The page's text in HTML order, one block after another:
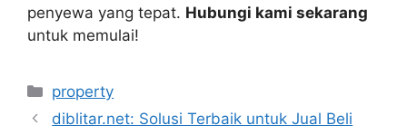
penyewa yang tepat. Hubungi kami sekarang
untuk memulai!
Categories
property
diblitar.net: Solusi Terbaik untuk Jual Beli